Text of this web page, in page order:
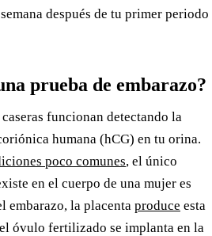
después de tu primer periodo
prueba de embarazo?
funcionan detectando la
humana (hCG) en tu orina.
poco comunes, el único
en el cuerpo de una mujer es
embarazo, la placenta produce esta
óvulo fertilizado se implanta en la